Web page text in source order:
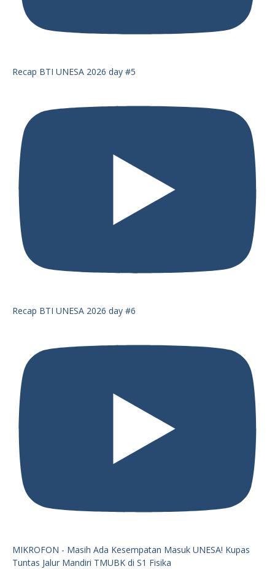
Recap BTI UNESA 2026 day #5
Recap BTI UNESA 2026 day #6
MIKROFON - Masih Ada Kesempatan Masuk UNESA! Kupas
Tuntas Jalur Mandiri TMUBK di S1 Fisika